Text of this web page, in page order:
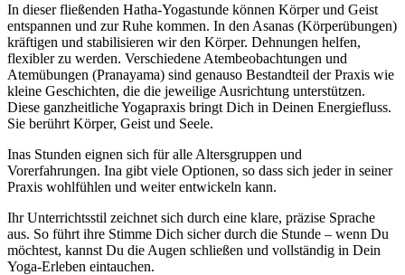
In dieser fließenden Hatha-Yogastunde können Körper und Geist
entspannen und zur Ruhe kommen. In den Asanas (Körperübungen)
kräftigen und stabilisieren wir den Körper. Dehnungen helfen,
flexibler zu werden. Verschiedene Atembeobachtungen und
Atemübungen (Pranayama) sind genauso Bestandteil der Praxis wie
kleine Geschichten, die die jeweilige Ausrichtung unterstützen.
Diese ganzheitliche Yogapraxis bringt Dich in Deinen Energiefluss.
Sie berührt Körper, Geist und Seele.
Inas Stunden eignen sich für alle Altersgruppen und
Vorerfahrungen. Ina gibt viele Optionen, so dass sich jeder in seiner
Praxis wohlfühlen und weiter entwickeln kann.
Ihr Unterrichtsstil zeichnet sich durch eine klare, präzise Sprache
aus. So führt ihre Stimme Dich sicher durch die Stunde – wenn Du
möchtest, kannst Du die Augen schließen und vollständig in Dein
Yoga-Erleben eintauchen.